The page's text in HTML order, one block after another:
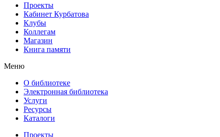
Проекты
Кабинет Курбатова
Клубы
Коллегам
Магазин
Книга памяти
Меню
О библиотеке
Электронная библиотека
Услуги
Ресурсы
Каталоги
Проекты